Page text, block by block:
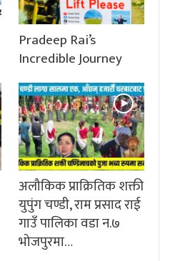
Pradeep Rai’s
Incredible Journey
अलौकिक प्राक्रितिक शक्ती
युपुंग चण्डी, राम प्रसाद राई
गाउँ पालिका वडा न.७
भोजपुरमा…